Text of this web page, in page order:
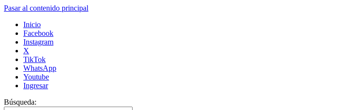
Pasar al contenido principal
Inicio
Facebook
Instagram
X
TikTok
WhatsApp
Youtube
Ingresar
Búsqueda: